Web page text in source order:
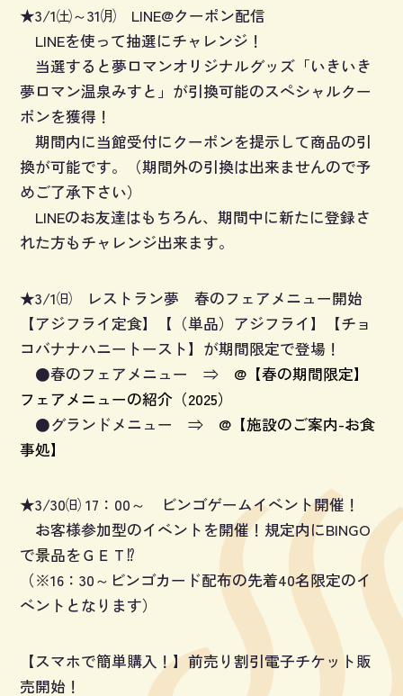
★3/1㈯～31㈪ LINE@クーポン配信
LINEを使って抽選にチャレンジ！
当選すると夢ロマンオリジナルグッズ「いきいき
夢ロマン温泉みすと」が引換可能のスペシャルクー
ポンを獲得！
期間内に当館受付にクーポンを提示して商品の引
換が可能です。（期間外の引換は出来ませんので予
めご了承下さい）
LINEのお友達はもちろん、期間中に新たに登録さ
れた方もチャレンジ出来ます。
★3/1㈰ レストラン夢 春のフェアメニュー開始
【アジフライ定食】【（単品）アジフライ】【チョ
コバナナハニートースト】が期間限定で登場！
●春のフェアメニュー ⇒ @【春の期間限定】
フェアメニューの紹介（2025）
●グランドメニュー ⇒ @【施設のご案内-お食
事処】
★3/30㈰ 17：00～ ビンゴゲームイベント開催！
お客様参加型のイベントを開催！規定内にBINGO
で景品をＧＥＴ⁉
（※16：30～ビンゴカード配布の先着40名限定のイ
ベントとなります）
【スマホで簡単購入！】前売り割引電子チケット販
売開始！